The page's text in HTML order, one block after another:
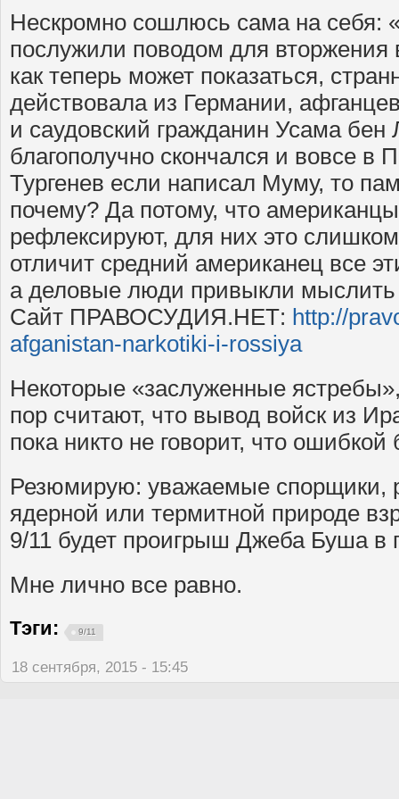
Нескромно сошлюсь сама на себя:
послужили поводом для вторжения
как теперь может показаться,
действовала из Германии,
и саудовский гражданин Усама бен
благополучно скончался и вовсе в
Тургенев если написал Муму, то
почему? Да потому, что
рефлексируют, для них это
отличит средний американец все
а деловые люди привыкли мыслить
Сайт ПРАВОСУДИЯ.НЕТ: http://
afganistan-narkotiki-i-rossiya
Некоторые «заслуженные
пор считают, что вывод войск из
пока никто не говорит, что
Резюмирую: уважаемые спорщики,
ядерной или термитной природе
9/11 будет проигрыш Джеба Буша в
Мне лично все равно.
Тэги: 9/11
18 сентября, 2015 - 15:45